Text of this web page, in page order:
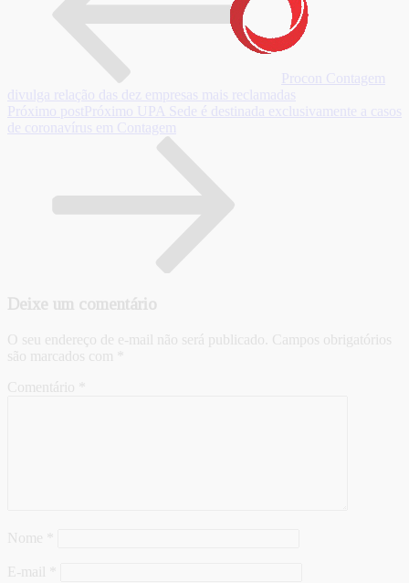
Procon Contagem
divulga relação das dez empresas mais reclamadas
Próximo post Próximo UPA Sede é destinada exclusivamente a casos
de coronavírus em Contagem
Deixe um comentário
O seu endereço de e-mail não será publicado. Campos obrigatórios
são marcados com
Comentário
Nome
E-mail